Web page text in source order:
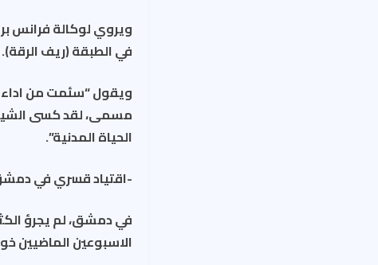
ويروي لوكالة فرانس
في الطبقة (ريف
ويقول “سئمت من اداء
مسمى، لقد كسى
الحياة المدنية”.
-اقتياد قسري في
في دمشق، لم يجرؤ
الاسبوعين الماضيين